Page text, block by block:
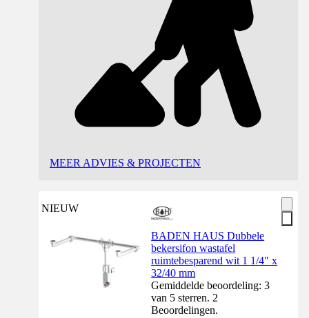
MEER ADVIES & PROJECTEN
NIEUW
BADEN HAUS Dubbele
bekersifon wastafel
ruimtebesparend wit 1 1/4" x
32/40 mm
Gemiddelde beoordeling: 3
van 5 sterren. 2
Beoordelingen.